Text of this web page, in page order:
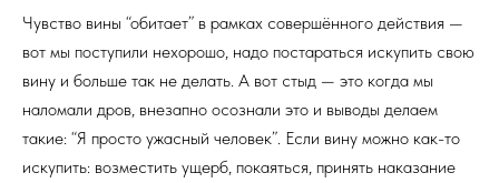
Чувство вины “обитает” в рамках совершённого действия —
вот мы поступили нехорошо, надо постараться искупить свою
вину и больше так не делать. А вот стыд — это когда мы
наломали дров, внезапно осознали это и выводы делаем
такие: “Я просто ужасный человек”. Если вину можно как-то
искупить: возместить ущерб, покаяться, принять наказание